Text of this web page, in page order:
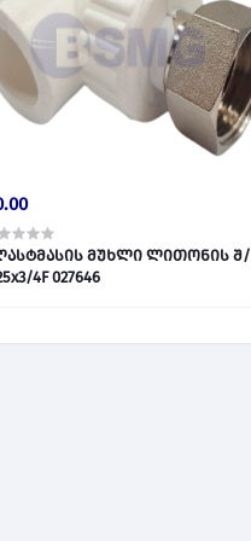
მუხლი ლითონის შ/
ხ 25x3/4F 027646